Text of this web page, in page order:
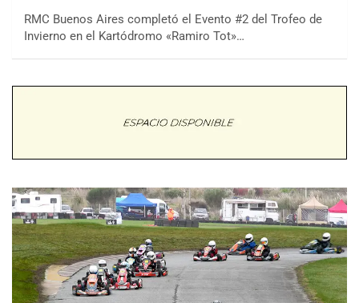
RMC Buenos Aires completó el Evento #2 del Trofeo de
Invierno en el Kartódromo «Ramiro Tot»…